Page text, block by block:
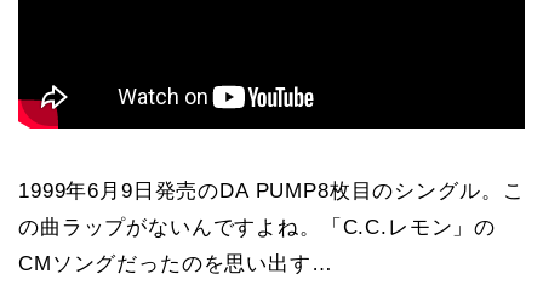
1999年6月9日発売のDA PUMP8枚目のシングル。こ
の曲ラップがないんですよね。「C.C.レモン」の
CMソングだったのを思い出す…